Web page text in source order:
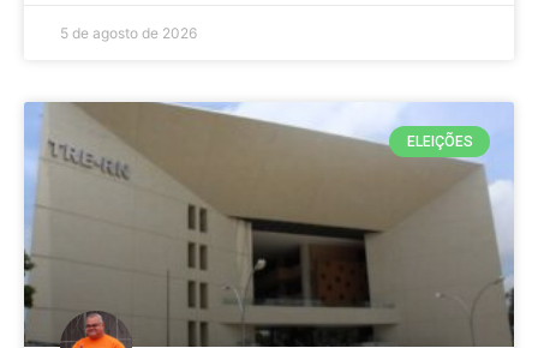
5 de agosto de 2026
ELEIÇÕES